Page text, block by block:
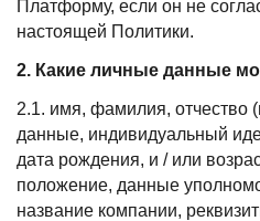
Платформу, если он не
настоящей Политики.
2. Какие личные данные
2.1. имя, фамилия, отчество
данные, индивидуальный
дата рождения, и / или
положение, данные
название компании,